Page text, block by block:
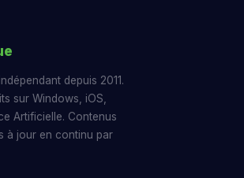
depuis 2011.
sur Windows, iOS,
Artificielle. Contenus
à jour en continu par